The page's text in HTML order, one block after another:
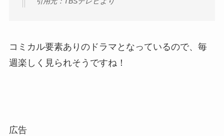
コミカル要素ありのドラマとなっているので、毎
週楽しく見られそうですね！
広告